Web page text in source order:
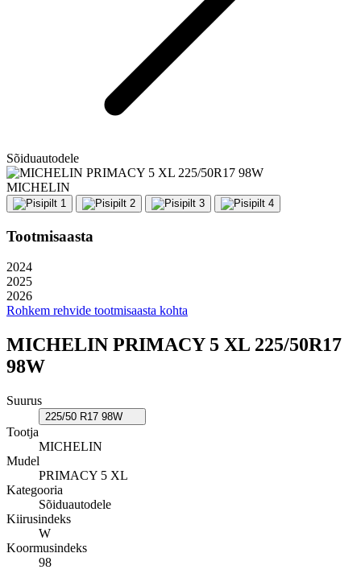
Sõiduautodele
MICHELIN
Tootmisaasta
2024
2025
2026
Rohkem rehvide tootmisaasta kohta
MICHELIN PRIMACY 5 XL 225/50R17
98W
Suurus
225/50 R17 98W
Tootja
MICHELIN
Mudel
PRIMACY 5 XL
Kategooria
Sõiduautodele
Kiirusindeks
W
Koormusindeks
98